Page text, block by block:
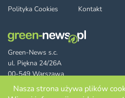
Green-News s.c.
ul. Piękna 24/26A
00-549 Warszawa
Polityka Cookies
Kontakt
Nasza strona używa plików